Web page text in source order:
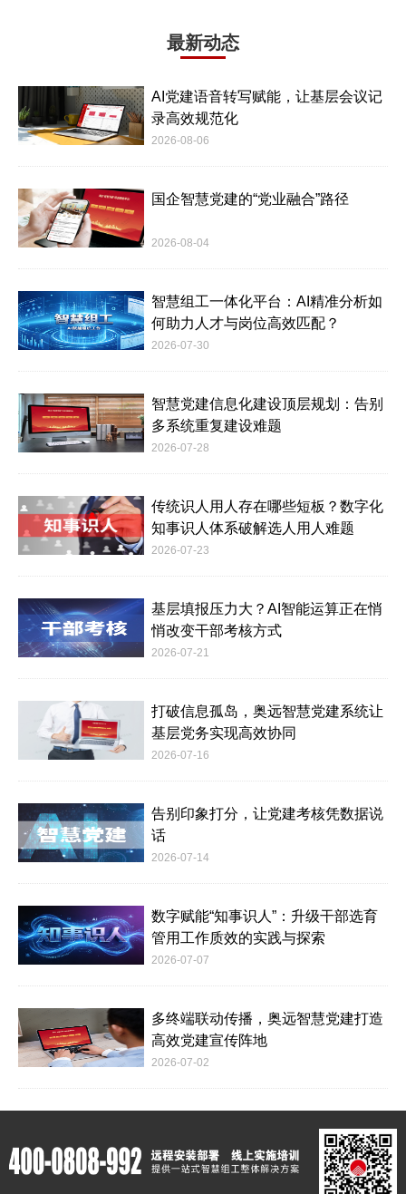
最新动态
AI党建语音转写赋能，让基层会议记
录高效规范化
2026-08-06
国企智慧党建的“党业融合”路径
2026-08-04
智慧组工一体化平台：AI精准分析如
何助力人才与岗位高效匹配？
2026-07-30
智慧党建信息化建设顶层规划：告别
多系统重复建设难题
2026-07-28
传统识人用人存在哪些短板？数字化
知事识人体系破解选人用人难题
2026-07-23
基层填报压力大？AI智能运算正在悄
悄改变干部考核方式
2026-07-21
打破信息孤岛，奥远智慧党建系统让
基层党务实现高效协同
2026-07-16
告别印象打分，让党建考核凭数据说
话
2026-07-14
数字赋能“知事识人”：升级干部选育
管用工作质效的实践与探索
2026-07-07
多终端联动传播，奥远智慧党建打造
高效党建宣传阵地
2026-07-02